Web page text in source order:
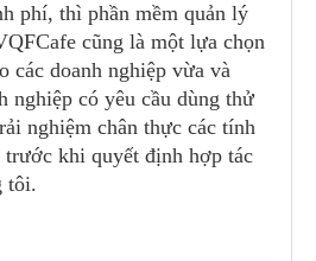
phí, thì phần mềm quản lý
cũng là một lựa chọn
các doanh nghiệp vừa và
nghiệp có yêu cầu dùng thử
nghiệm chân thực các tính
trước khi quyết định hợp tác
tôi.